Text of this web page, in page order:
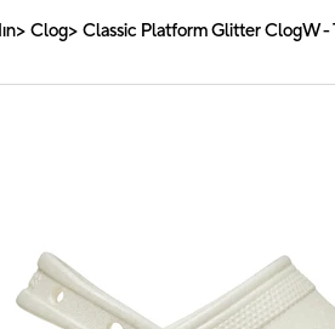
Clog Classic Platform Glitter ClogW -